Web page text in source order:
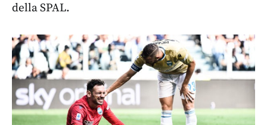
della SPAL.